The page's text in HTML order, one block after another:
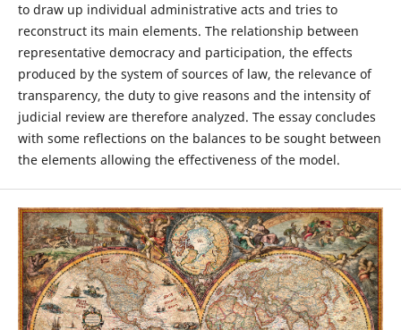
to draw up individual administrative acts and tries to
reconstruct its main elements. The relationship between
representative democracy and participation, the effects
produced by the system of sources of law, the relevance of
transparency, the duty to give reasons and the intensity of
judicial review are therefore analyzed. The essay concludes
with some reflections on the balances to be sought between
the elements allowing the effectiveness of the model.